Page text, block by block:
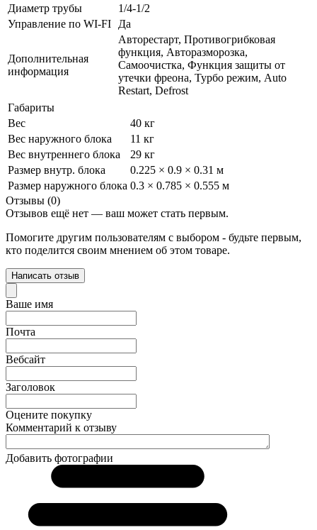
Диаметр трубы
1/4-1/2
Управление по WI-FI
Да
Дополнительная
информация
Авторестарт, Противогрибковая
функция, Авторазморозка,
Самоочистка, Функция защиты от
утечки фреона, Турбо режим, Auto
Restart, Defrost
Габариты
Вес
40 кг
Вес наружного блока
11 кг
Вес внутреннего блока
29 кг
Размер внутр. блока
0.225 × 0.9 × 0.31 м
Размер наружного блока 0.3 × 0.785 × 0.555 м
Отзывы (0)
Отзывов ещё нет — ваш может стать первым.
Помогите другим пользователям с выбором - будьте первым,
кто поделится своим мнением об этом товаре.
Написать отзыв
Ваше имя
Почта
Вебсайт
Заголовок
Оцените покупку
Комментарий к отзыву
Добавить фотографии